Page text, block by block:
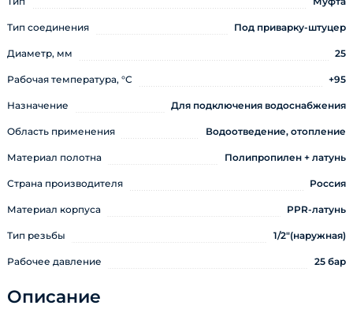
Тип соединения Под приварку-штуцер
Диаметр, мм 25
Рабочая температура, °С +95
Назначение Для подключения водоснабжения
Область применения Водоотведение, отопление
Материал полотна Полипропилен + латунь
Страна производителя Россия
Материал корпуса PPR-латунь
Тип резьбы 1/2"(наружная)
Рабочее давление 25 бар
Описание